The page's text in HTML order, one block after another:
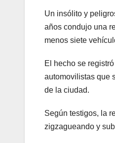
Un insólito y
años condujo una
menos siete
El hecho se
automovilistas que
de la ciudad.
Según testigos, la
zigzagueando y